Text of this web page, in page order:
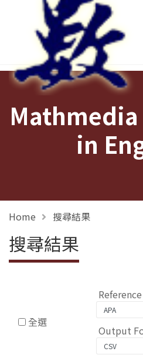
in
Home 搜尋結果
搜尋結果
全選
Reference
Output